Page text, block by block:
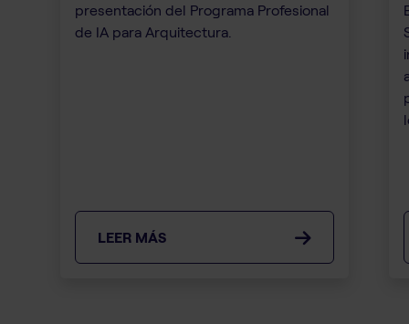
presentación del Programa Profesional
de IA para Arquitectura.
LEER MÁS